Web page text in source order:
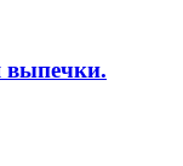
выпечки.